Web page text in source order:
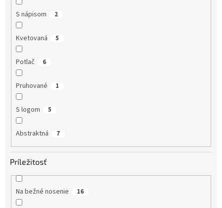
S nápisom 2
Kvetovaná 5
Potlač 6
Pruhované 1
S logom 5
Abstraktná 7
Príležitosť
Na bežné nosenie 16